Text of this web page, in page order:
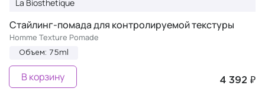
La Biosthetique
Стайлинг-помада для контролируемой текстуры
Homme Texture Pomade
Объем: 75ml
4 392 ₽
В корзину